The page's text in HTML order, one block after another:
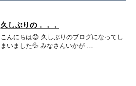
久しぶりの．．．
こんにちは😊 久しぶりのブログになってし
まいました💦 みなさんいかが …